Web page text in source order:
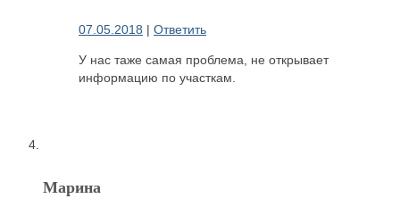
07.05.2018 | Ответить
У нас таже самая проблема, не открывает
информацию по участкам.
Марина